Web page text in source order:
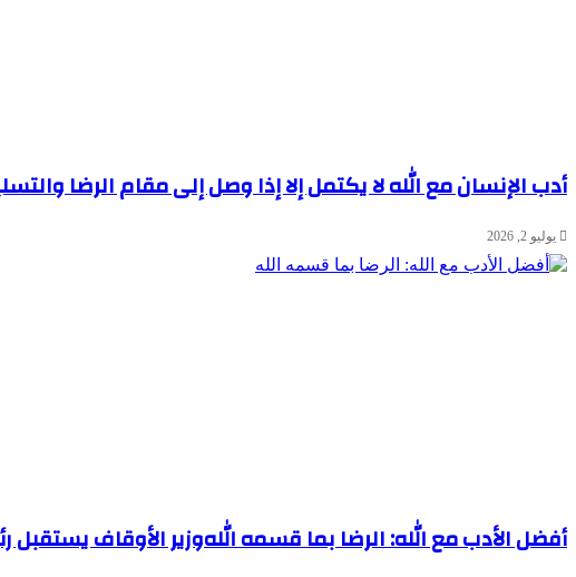
أدب الإنسان مع الله لا يكتمل إلا إذا وصل إلى مقام الرضا
يوليو 2, 2026
أفضل الأدب مع الله: الرضا بما قسمه اللهوزير الأوقاف يستقبل